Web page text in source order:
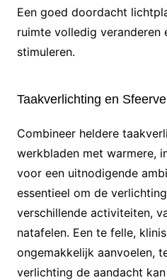
Een goed doordacht
ruimte volledig veranderen
stimuleren.
Taakverlichting en
Combineer heldere
werkbladen met warmere,
voor een uitnodigende
essentieel om de
verschillende activiteiten,
natafelen. Een te felle,
ongemakkelijk aanvoelen,
verlichting de aandacht